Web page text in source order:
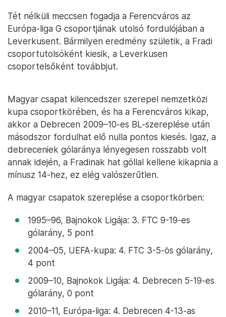
Tét nélküli meccsen fogadja a Ferencváros az
Európa-liga G csoportjának utolsó fordulójában a
Leverkusent. Bármilyen eredmény születik, a Fradi
csoportutolsóként kiesik, a Leverkusen
csoportelsőként továbbjut.
Magyar csapat kilencedszer szerepel nemzetközi
kupa csoportkörében, és ha a Ferencváros kikap,
akkor a Debrecen 2009–10-es BL-szereplése után
másodszor fordulhat elő nulla pontos kiesés. Igaz, a
debreceniek gólaránya lényegesen rosszabb volt
annak idején, a Fradinak hat góllal kellene kikapnia a
mínusz 14-hez, ez elég valószerűtlen.
A magyar csapatok szereplése a csoportkörben:
1995–96, Bajnokok Ligája: 3. FTC 9-19-es
gólarány, 5 pont
2004–05, UEFA-kupa: 4. FTC 3-5-ös gólarány,
4 pont
2009–10, Bajnokok Ligája: 4. Debrecen 5-19-es
gólarány, 0 pont
2010–11, Európa-liga: 4. Debrecen 4-13-as